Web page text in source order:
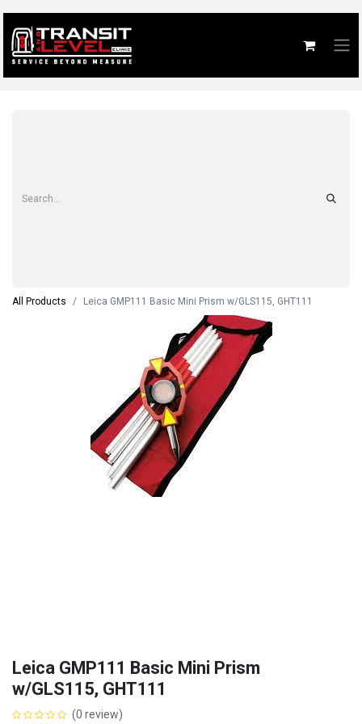
All Products Leica GMP111 Basic Mini Prism w/GLS115, GHT111
Leica GMP111 Basic Mini Prism
w/GLS115, GHT111
(0 review)